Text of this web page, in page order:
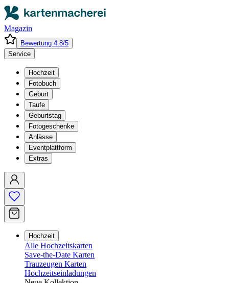
Magazin
Bewertung 4.8/5
Service
Hochzeit
Fotobuch
Geburt
Taufe
Geburtstag
Fotogeschenke
Anlässe
Eventplattform
Extras
Hochzeit
Alle Hochzeitskarten
Save-the-Date Karten
Trauzeugen Karten
Hochzeitseinladungen